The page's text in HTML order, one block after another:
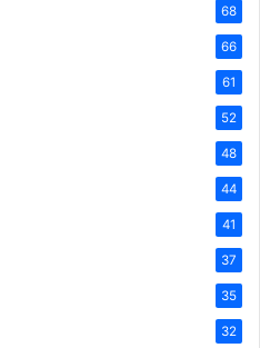
68
66
61
52
48
44
41
37
35
32